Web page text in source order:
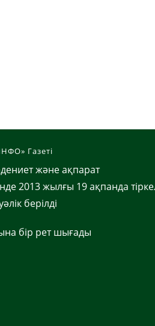
Газеті
және ақпарат
2013 жылғы 19 ақпанда
берілді
бір рет шығады